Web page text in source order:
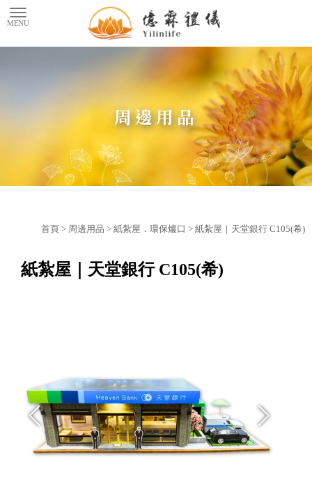
周邊用品
首頁 > 周邊用品 > 紙紮屋．環保爐口 > 紙紮屋｜天堂銀行 C105(希)
紙紮屋｜天堂銀行 C105(希)